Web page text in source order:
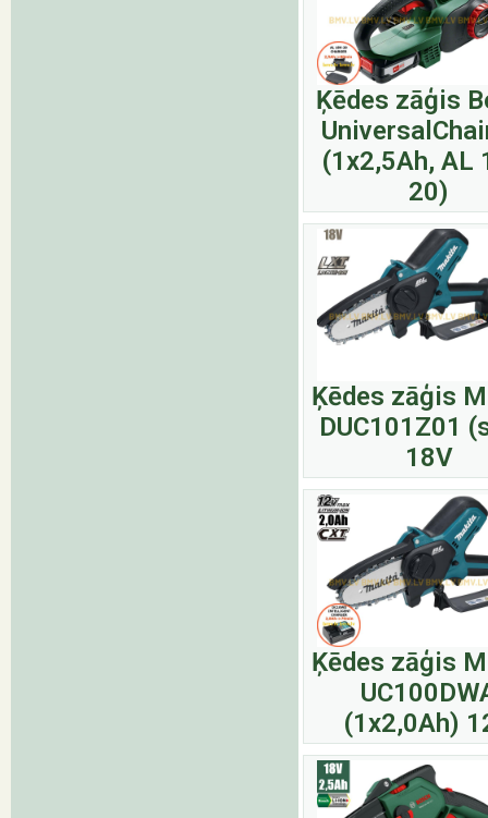
Ķēdes zāģis
(1x2,5Ah, AL
20)
Ķēdes zāģis
DUC101Z01
18V
Ķēdes zāģis
(1x2,0Ah)